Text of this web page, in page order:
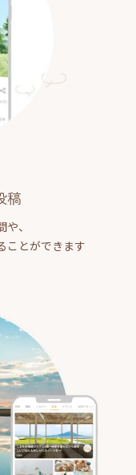
稿
、
ことができます